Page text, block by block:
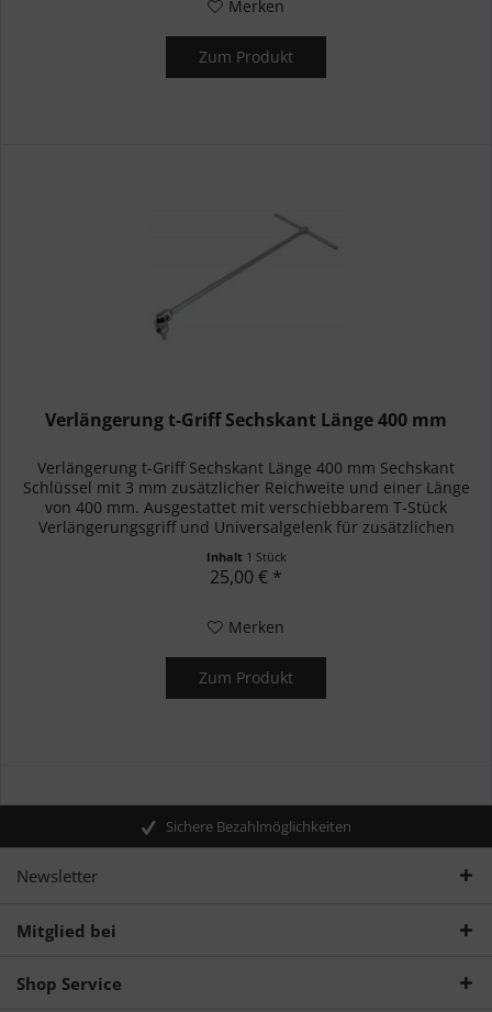
Merken
Zum Produkt
Verlängerung t-Griff Sechskant Länge 400 mm
Verlängerung t-Griff Sechskant Länge 400 mm Sechskant
Schlüssel mit 3 mm zusätzlicher Reichweite und einer Länge
von 400 mm. Ausgestattet mit verschiebbarem T-Stück
Verlängerungsgriff und Universalgelenk für zusätzlichen
Inhalt 1 Stück
25,00 € *
Merken
Zum Produkt
Sichere Bezahlmöglichkeiten
Newsletter
Mitglied bei
Shop Service